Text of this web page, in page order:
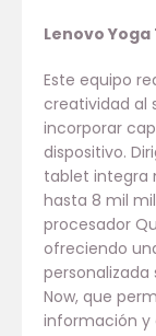
Lenovo Yoga
Este equipo
creatividad al
incorporar
dispositivo.
tablet integra
hasta 8 mil
procesador
ofreciendo
personalizada
Now, que
información y